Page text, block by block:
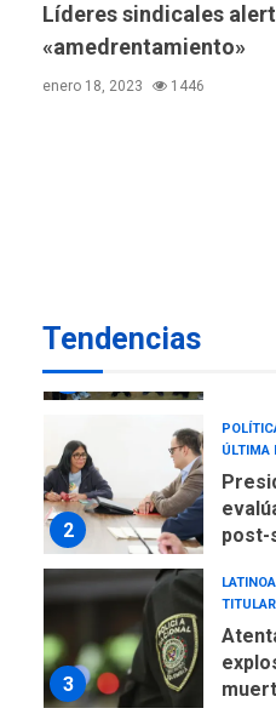
Líderes sindicales
«amedrentamiento»
enero 18, 2023 1446
Tendencias
6
1
2
ÚLTIMA
post-
3